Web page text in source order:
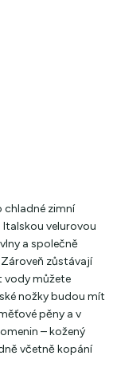
chladné zimní
velurovou
a společně
zůstávají
vody můžete
nožky budou mít
pěny a v
– kožený
včetně kopání